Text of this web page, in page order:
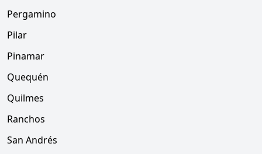
Pergamino
Pilar
Pinamar
Quequén
Quilmes
Ranchos
San Andrés